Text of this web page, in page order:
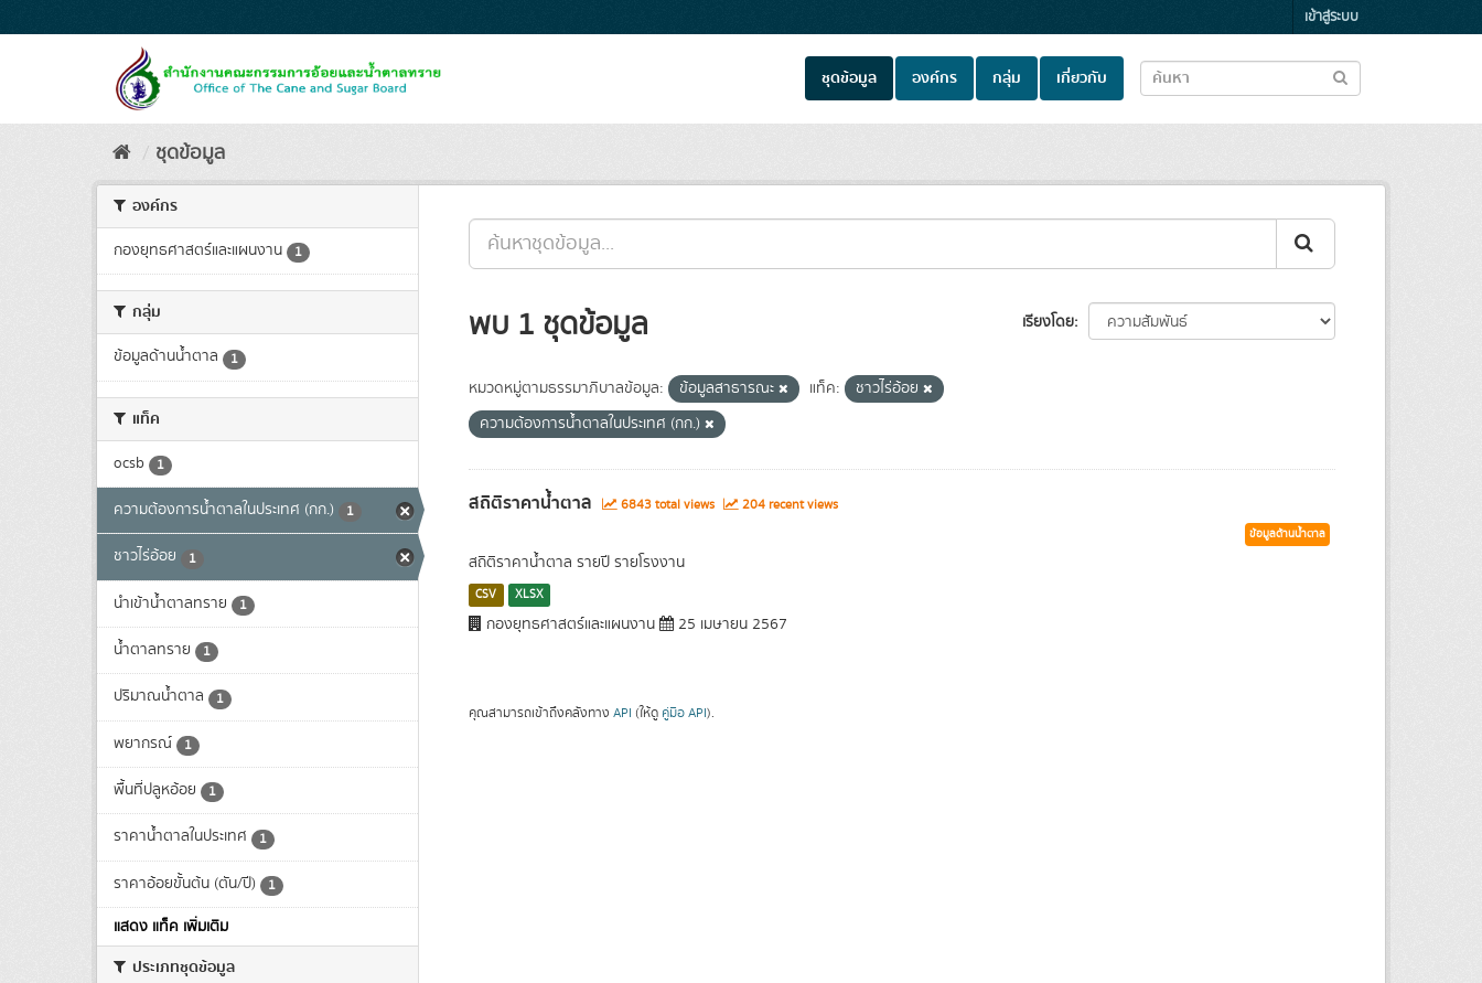
to
เข้าสู่ระบบ
ชุดข้อมูล องค์กร กลุ่ม เกี่ยวกับ
ชุดข้อมูล
องค์กร
กองยุทธศาสตร์และแผนงาน 1
กลุ่ม
ข้อมูลด้านน้ำตาล 1
แท็ค
ocsb 1
ความต้องการน้ำตาลในประเทศ (กก.) 1
ชาวไร่อ้อย 1
นำเข้าน้ำตาลทราย 1
น้ำตาลทราย 1
ปริมาณน้ำตาล 1
พยากรณ์ 1
พื้นที่ปลูหอ้อย 1
ราคาน้ำตาลในประเทศ 1
ราคาอ้อยขั้นต้น (ตัน/ปี) 1
แสดง แท็ค เพิ่มเติม
ประเภทชุดข้อมูล
เรียงโดย
พบ 1 ชุดข้อมูล
หมวดหมู่ตามธรรมาภิบาลข้อมูล: ข้อมูลสาธารณะ แท็ค:
ชาวไร่อ้อย
ความต้องการน้ำตาลในประเทศ (กก.)
สถิติราคาน้ำตาล 6843 total views 204 recent views
ข้อมูลด้านน้ำตาล
สถิติราคาน้ำตาล รายปี รายโรงงาน
CSV XLSX
กองยุทธศาสตร์และแผนงาน 25 เมษายน 2567
คุณสามารถเข้าถึงคลังทาง API (ให้ดู คู่มือ API).